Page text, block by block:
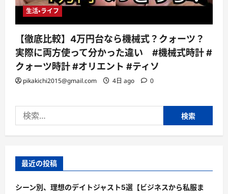
生活・ライフ
【徹底比較】4万円台なら機械式？クォーツ？
実際に両方使って分かった違い #機械式時計 #
クォーツ時計 #オリエント #ティソ
pikakichi2015@gmail.com 4日 ago 0
索:
最近の投稿
シーン別、理想のデイトジャスト5選【ビジネスから私服ま